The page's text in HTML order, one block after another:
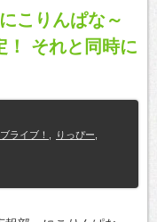
こりんぱな～
！ それと同時に
ライブ！ りっぴー